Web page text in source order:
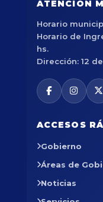
ATENCIÓN
Horario
Horario de
hs.
Dirección: 12
ACCESOS
Gobierno
Áreas de
Noticias